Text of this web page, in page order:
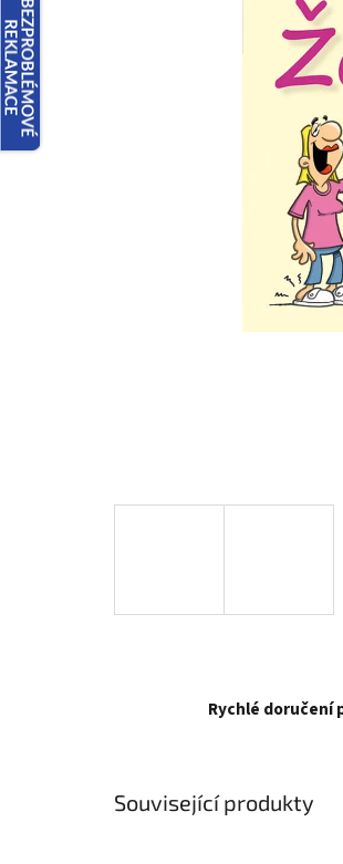
Rychlé doručení
Související produkty